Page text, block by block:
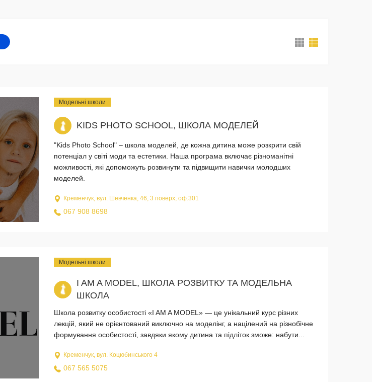
Модельні школи
KIDS PHOTO SCHOOL, ШКОЛА МОДЕЛЕЙ
"Kids Photo School" – школа моделей, де кожна дитина може розкрити свій
потенціал у світі моди та естетики. Наша програма включає різноманітні
можливості, які допоможуть розвинути та підвищити навички молодших
моделей.
Кременчук, вул. Шевченка, 46, 3 поверх, оф.301
067 908 8698
Модельні школи
I AM A MODEL, ШКОЛА РОЗВИТКУ ТА МОДЕЛЬНА
ШКОЛА
Школа розвитку особистості «I AM A MODEL» — це унікальний курс різних
лекцій, який не орієнтований виключно на моделінг, а націлений на різнобічне
формування особистості, завдяки якому дитина та підліток зможе: набути...
Кременчук, вул. Коцюбинського 4
067 565 5075